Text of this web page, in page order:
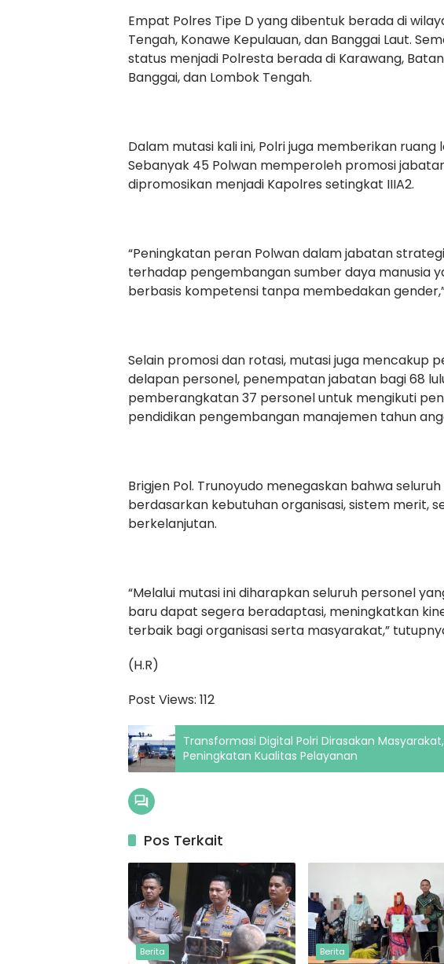
Empat Polres Tipe D yang dibentuk berada di
Tengah, Konawe Kepulauan, dan Banggai Laut.
status menjadi Polresta berada di Karawang,
Banggai, dan Lombok Tengah.
Dalam mutasi kali ini, Polri juga memberikan ruang
Sebanyak 45 Polwan memperoleh promosi
dipromosikan menjadi Kapolres setingkat IIIA2.
“Peningkatan peran Polwan dalam jabatan
terhadap pengembangan sumber daya manusia
berbasis kompetensi tanpa membedakan
Selain promosi dan rotasi, mutasi juga mencakup
delapan personel, penempatan jabatan bagi 68
pemberangkatan 37 personel untuk mengikuti
pendidikan pengembangan manajemen tahun
Brigjen Pol. Trunoyudo menegaskan bahwa
berdasarkan kebutuhan organisasi, sistem merit,
berkelanjutan.
“Melalui mutasi ini diharapkan seluruh personel
baru dapat segera beradaptasi, meningkatkan
terbaik bagi organisasi serta masyarakat,”
(H.R)
Post Views: 112
Transformasi Digital Polri Dirasakan
Peningkatan Kualitas Pelayanan
Pos Terkait
Berita Berita